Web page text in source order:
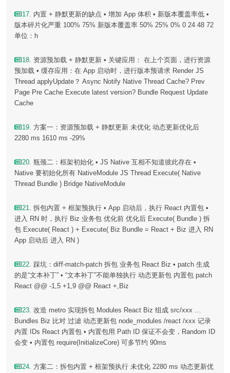
17. 内置 + 静默更新的缺点 • 增加 App 体积 • 新版本覆盖率低 •
版本碎片化严重 100% 75% 新版本覆盖率 50% 25% 0% 0 24 48 72
单位：h
18. 资源预加载 + 静默更新 • 关键应用： 在上个⻚面，进行资源
预加载 • 缓存应用：在 App 启动时，进行版本预请求 Render JS
Thread applyUpdate？ Async Notify Native Thread Cache? Prev
Page Pre Cache Execute latest version? Bundle Request Update
Cache
19. 方案一：资源预加载 + 静默更新 未优化 动态更新优化后
2280 ms 1610 ms -29%
20. 瓶颈二：框架初始化 • JS Native 互相不知道彼此存在 •
Native 要初始化所有 NativeModule JS Thread Execute( Native
Thread Bundle ) Bridge NativeModule
21. 拆包内置 + 框架预执行 • App 启动后，执行 React 内置包 •
进入 RN 时，执行 Biz 业务包 优化前 优化后 Execute( Bundle ) 拆
包 Execute( React ) + Execute( Biz Bundle = React + Biz 进入 RN
App 启动后 进入 RN )
22. 踩坑：diﬀ-match-patch 拆包 业务包 React Biz • patch 生成
的是“文本补丁” • “文本补丁”不能单独执行 动态更新包 内置包 patch
React @@ -1,5 +1,9 @@ React +,Biz
23. 改造 metro 实现拆包 Modules React Biz 组成 src/xxx …
Bundles Biz 比对 过滤 动态更新包 node_modules /react /xxx 记录
内置 IDs React 内置包 • 内置包用 Path ID 保证不会变，Random ID
会变 • 内置包 require(InitializeCore) 可多节约 90ms
24. 方案二：拆包内置 + 框架预执行 未优化 2280 ms 动态更新优